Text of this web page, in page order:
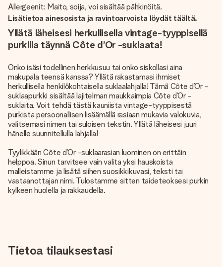
Allergeenit: Maito, soija, voi sisältää pähkinöitä.
Lisätietoa ainesosista ja ravintoarvoista löydät täältä.
Yllätä läheisesi herkullisella vintage-tyyppisellä
purkilla täynnä Côte d’Or -suklaata!
Onko isäsi todellinen herkkusuu tai onko siskollasi aina
makupala teensä kanssa? Yllätä rakastamasi ihmiset
herkullisella henkilökohtaisella suklaalahjalla! Tämä Côte d’Or -
suklaapurkki sisältää lajitelman maukkaimpia Côte d’Or -
suklaita. Voit tehdä tästä kauniista vintage-tyyppisestä
purkista persoonallisen lisäämällä rasiaan mukavia valokuvia,
valitsemasi nimen tai suloisen tekstin. Yllätä läheisesi juuri
hänelle suunnitellulla lahjalla!
Tyylikkään Côte d’Or -suklaarasian luominen on erittäin
helppoa. Sinun tarvitsee vain valita yksi hauskoista
malleistamme ja lisätä siihen suosikkikuvasi, teksti tai
vastaanottajan nimi. Tulostamme sitten taideteoksesi purkin
kylkeen huolella ja rakkaudella.
Tietoa tilauksestasi